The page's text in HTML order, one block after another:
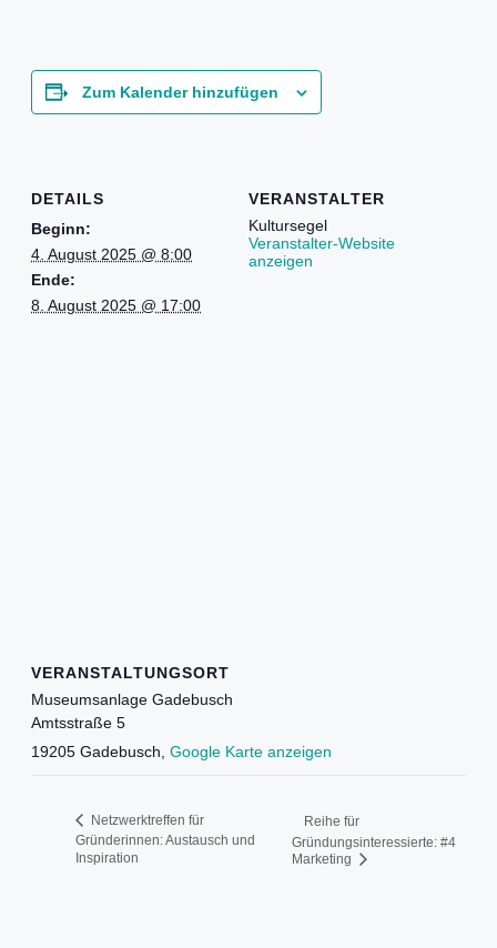
Zum Kalender hinzufügen
DETAILS
Beginn:
4. August 2025 @ 8:00
Ende:
8. August 2025 @ 17:00
VERANSTALTER
Kultursegel
Veranstalter-Website
anzeigen
VERANSTALTUNGSORT
Museumsanlage Gadebusch
Amtsstraße 5
19205 Gadebusch, Google Karte anzeigen
Netzwerktreffen für
Gründerinnen: Austausch und
Inspiration
Reihe für
Gründungsinteressierte: #4
Marketing